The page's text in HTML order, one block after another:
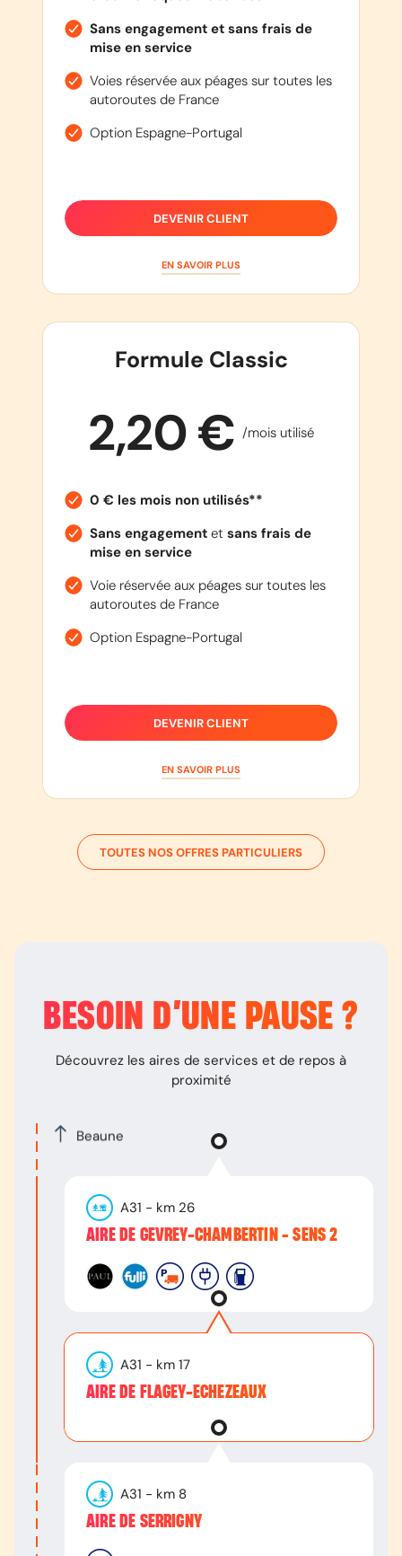
Sans engagement et sans frais de
mise en service
Voies réservée aux péages sur toutes les
autoroutes de France
Option Espagne-Portugal
DEVENIR CLIENT
EN SAVOIR PLUS
Formule Classic
2,20 € /mois utilisé
0 € les mois non utilisés**
Sans engagementet sans frais de
mise en service
Voie réservée aux péages sur toutes les
autoroutes de France
Option Espagne-Portugal
DEVENIR CLIENT
EN SAVOIR PLUS
TOUTES NOS OFFRES PARTICULIERS
BESOIN D’UNE PAUSE ?
Découvrez les aires de services et de repos à
proximité
Beaune
A31 - km 26
AIRE DE GEVREY-CHAMBERTIN - SENS 2
A31 - km 17
AIRE DE FLAGEY-ECHEZEAUX
A31 - km 8
AIRE DE SERRIGNY